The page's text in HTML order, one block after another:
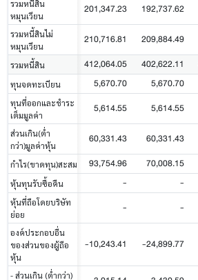
รวมหนี้สิน
หมุนเวียน
201,347.23 192,737.62
รวมหนี้สินไม่
หมุนเวียน
210,716.81 209,884.49
รวมหนี้สิน 412,064.05 402,622.11
ทุนจดทะเบียน 5,670.70 5,670.70
ทุนที่ออกและชำระ
เต็มมูลค่า
5,614.55 5,614.55
ส่วนเกิน(ต่ำ
กว่า)มูลค่าหุ้น
60,331.43 60,331.43
กำไร(ขาดทุน)สะสม 93,754.96 70,008.15
หุ้นทุนรับซื้อคืน - -
หุ้นที่ถือโดยบริษัท
ย่อย
- -
องค์ประกอบอื่น
ของส่วนของผู้ถือ
หุ้น
-10,243.41 -24,899.77
- ส่วนเกิน (ต่ำกว่า)